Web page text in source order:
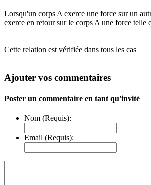
Lorsqu'un corps A exerce une force sur un
exerce en retour sur le corps A une force telle
Cette relation est vérifiée dans tous les cas
Ajouter vos commentaires
Poster un commentaire en tant qu'invité
Nom (Requis):
Email (Requis):